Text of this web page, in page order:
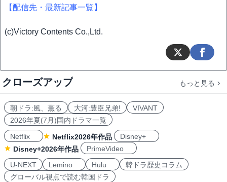
【配信先・最新記事一覧】
(c)Victory Contents Co.,Ltd.
クローズアップ もっと見る
朝ドラ:風、薫る 大河:豊臣兄弟!
VIVANT
2026年夏(7月)国内ドラマ一覧
Netflix
Netflix2026年作品
Disney+
Disney+2026年作品
PrimeVideo
U-NEXT
Lemino Hulu
韓ドラ歴史コラム
グローバル視点で読む韓国ドラ